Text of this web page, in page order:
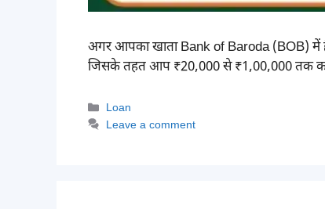
अगर आपका खाता Bank of Baroda (BOB) में
जिसके तहत आप ₹20,000 से ₹1,00,000 तक का
Categories
Loan
Leave a comment